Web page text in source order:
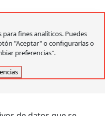
fines analíticos. Puedes
"Aceptar" o configurarlas o
preferencias".